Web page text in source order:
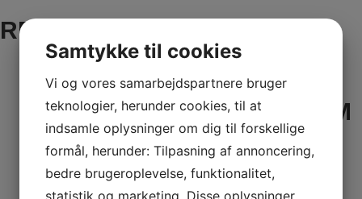
RELATEREDE VARER
UNGER
MOPPEFREMFØRER 20 CM
LÆS MERE
UNIVERSAL SPILTLÅS TIL
FREMFØRER
Samtykke til cookies
Vi og vores samarbejdspartnere bruger
teknologier, herunder cookies, til at
indsamle oplysninger om dig til forskellige
formål, herunder: Tilpasning af annoncering,
bedre brugeroplevelse, funktionalitet,
statistik og marketing. Disse oplysninger